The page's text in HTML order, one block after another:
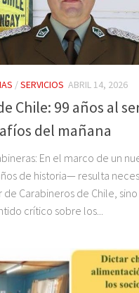
/SERVICIOS ABRIL 14, 2026
Chile: 99 años al
del mañana
En el marco de un
de historia— resulta
Carabineros de Chile,
crítico sobre los...